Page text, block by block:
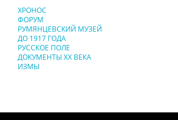
ХРОНОС
ФОРУМ
РУМЯНЦЕВСКИЙ МУЗЕЙ
ДО 1917 ГОДА
РУССКОЕ ПОЛЕ
ДОКУМЕНТЫ XX ВЕКА
ИЗМЫ